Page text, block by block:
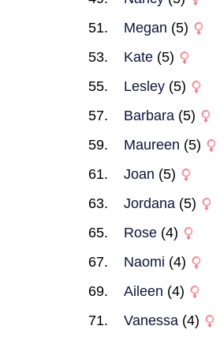
Megan (5)
Kate (5)
Lesley (5)
Barbara (5)
Maureen (5)
Joan (5)
Jordana (5)
Rose (4)
Naomi (4)
Aileen (4)
Vanessa (4)